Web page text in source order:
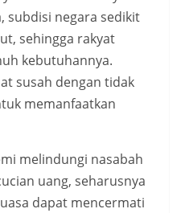
subdisi negara sedikit
sehingga rakyat
kebutuhannya.
susah dengan tidak
memanfaatkan
melindungi nasabah
uang, seharusnya
dapat mencermati